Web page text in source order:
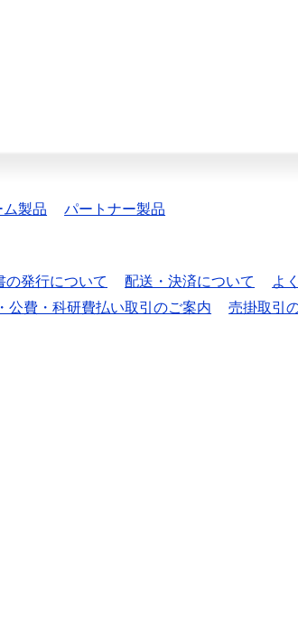
製品 パートナー製品
の発行について 配送・決済について
よ
公費・科研費払い取引のご案内 売掛取引